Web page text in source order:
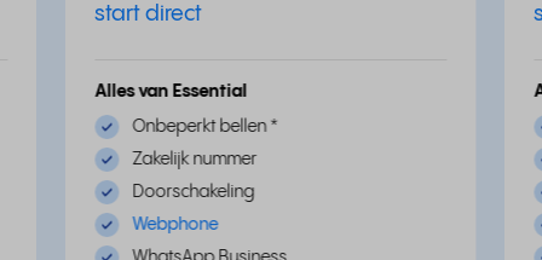
start direct
Alles van Essential
Onbeperkt bellen *
Zakelijk nummer
Doorschakeling
Webphone